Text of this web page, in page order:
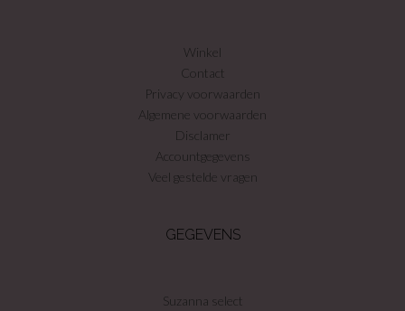
Winkel
Contact
Privacy voorwaarden
Algemene voorwaarden
Disclamer
Accountgegevens
Veel gestelde vragen
GEGEVENS
Suzanna select